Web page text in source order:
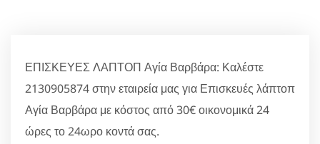
ΕΠΙΣΚΕΥΕΣ ΛΑΠΤΟΠ Αγία Βαρβάρα: Καλέστε
2130905874 στην εταιρεία μας για Επισκευές λάπτοπ
Αγία Βαρβάρα με κόστος από 30€ οικονομικά 24
ώρες το 24ωρο κοντά σας.